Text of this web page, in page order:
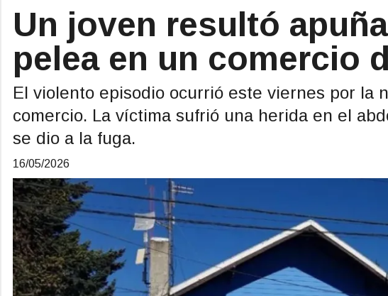
Un joven resultó
pelea en un comercio
El violento episodio ocurrió este viernes por la
comercio. La víctima sufrió una herida en el
se dio a la fuga.
16/05/2026